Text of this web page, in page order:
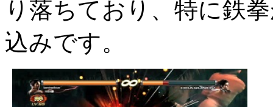
り落ちており、特に鉄
込みです。